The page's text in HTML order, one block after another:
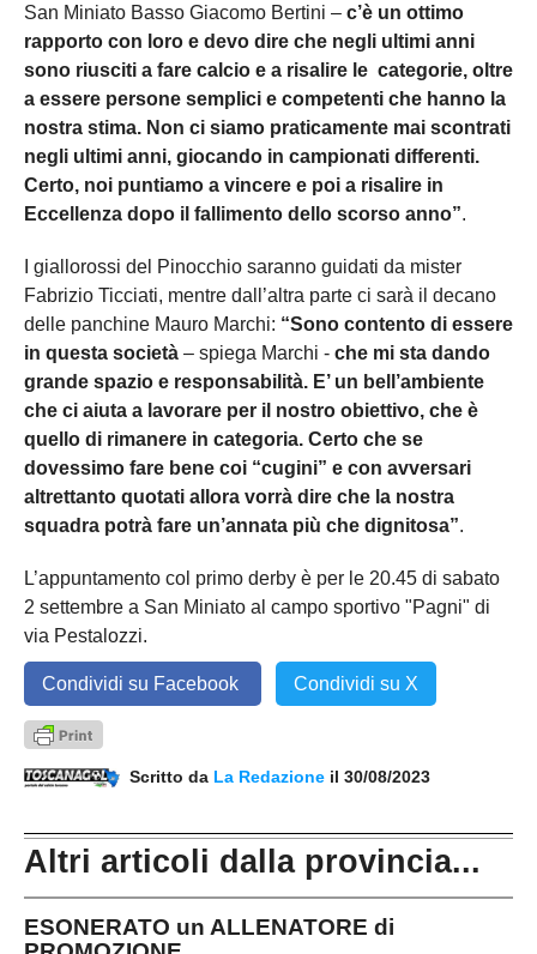
San Miniato Basso Giacomo Bertini – c’è un ottimo
rapporto con loro e devo dire che negli ultimi anni
sono riusciti a fare calcio e a risalire le categorie, oltre
a essere persone semplici e competenti che hanno la
nostra stima. Non ci siamo praticamente mai scontrati
negli ultimi anni, giocando in campionati differenti.
Certo, noi puntiamo a vincere e poi a risalire in
Eccellenza dopo il fallimento dello scorso anno”.
I giallorossi del Pinocchio saranno guidati da mister
Fabrizio Ticciati, mentre dall’altra parte ci sarà il decano
delle panchine Mauro Marchi: “Sono contento di essere
in questa società – spiega Marchi - che mi sta dando
grande spazio e responsabilità. E’ un bell’ambiente
che ci aiuta a lavorare per il nostro obiettivo, che è
quello di rimanere in categoria. Certo che se
dovessimo fare bene coi “cugini” e con avversari
altrettanto quotati allora vorrà dire che la nostra
squadra potrà fare un’annata più che dignitosa”.
L’appuntamento col primo derby è per le 20.45 di sabato
2 settembre a San Miniato al campo sportivo "Pagni" di
via Pestalozzi.
Condividi su Facebook Condividi su X
Scritto da La Redazione il 30/08/2023
Altri articoli dalla provincia...
ESONERATO un ALLENATORE di